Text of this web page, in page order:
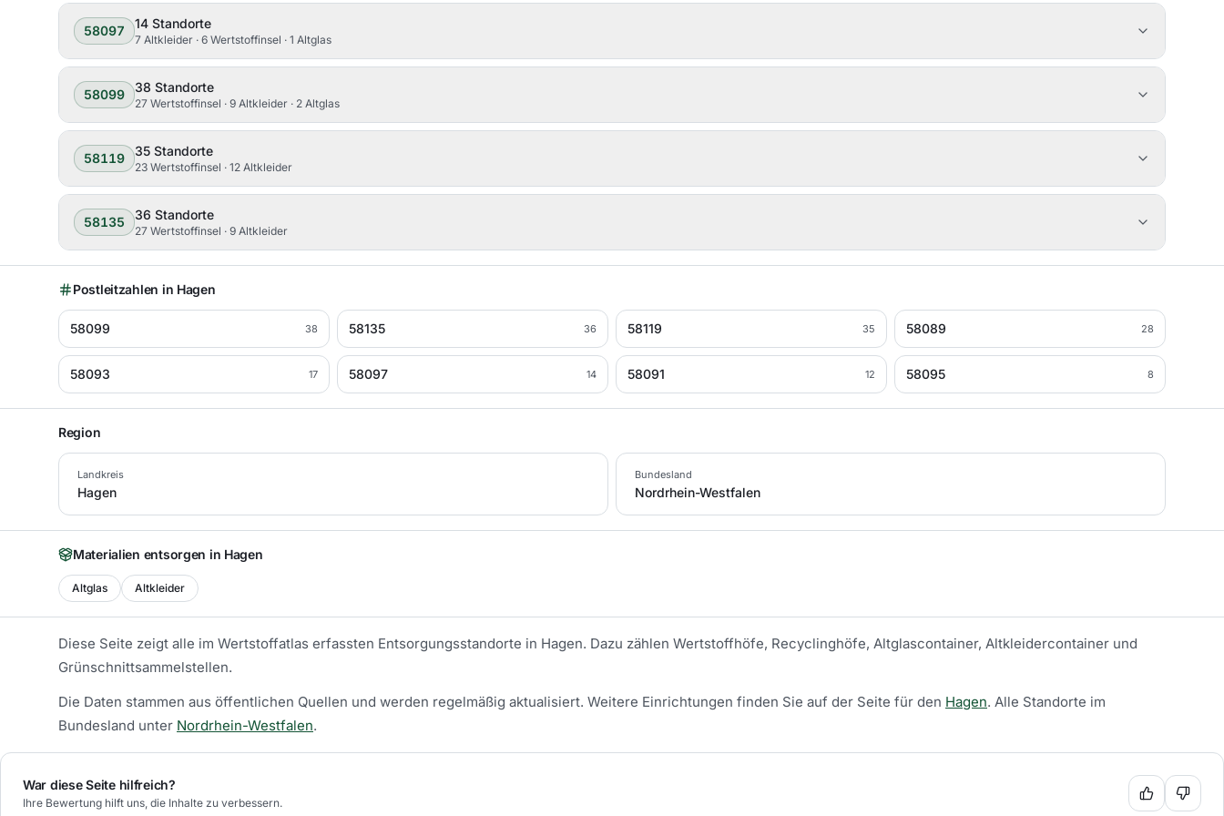
58097 14 Standorte
7 Altkleider · 6 Wertstoffinsel · 1 Altglas
58099 38 Standorte
27 Wertstoffinsel · 9 Altkleider · 2 Altglas
58119 35 Standorte
23 Wertstoffinsel · 12 Altkleider
58135 36 Standorte
27 Wertstoffinsel · 9 Altkleider
Postleitzahlen in Hagen
58099 38 58135 36 58119 35 58089 28
58093 17 58097 14 58091 12 58095 8
Region
Landkreis
Hagen
Bundesland
Nordrhein-Westfalen
Materialien entsorgen in Hagen
Altglas Altkleider
Diese Seite zeigt alle im Wertstoffatlas erfassten Entsorgungsstandorte in Hagen. Dazu zählen Wertstoffhöfe, Recyclinghöfe, Altglascontainer, Altkleidercontainer und
Grünschnittsammelstellen.
Die Daten stammen aus öffentlichen Quellen und werden regelmäßig aktualisiert. Weitere Einrichtungen finden Sie auf der Seite für den Hagen. Alle Standorte im
Bundesland unter Nordrhein-Westfalen.
War diese Seite hilfreich?
Ihre Bewertung hilft uns, die Inhalte zu verbessern.